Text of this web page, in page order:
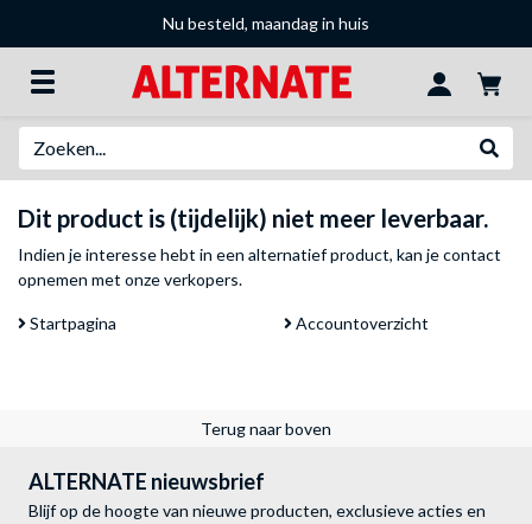
Nu besteld, maandag in huis
Dit product is (tijdelijk) niet meer leverbaar.
Indien je interesse hebt in een alternatief product, kan jecontact
opnemen met onze verkopers.
Startpagina Accountoverzicht
Terug naar boven
ALTERNATE nieuwsbrief
Blijf op de hoogte van nieuwe producten, exclusieve acties en